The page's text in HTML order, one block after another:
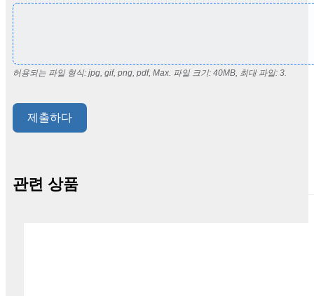
허용되는 파일 형식: jpg, gif, png, pdf, Max. 파일 크기: 40MB, 최대 파일: 3.
제출하다
관련 상품